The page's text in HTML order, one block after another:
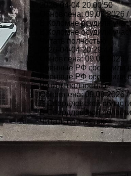
2026-04-04 20:00:50
Обновлена: 09.08.2026 /
В Коломне осудили
В Коломне осудили
Читать полностью
2026-04-04 20:29:44
Обновлена: 09.08.2026 /
Военные РФ сообщили
Военные РФ сообщили
Читать полностью
Обновлена: 09.08.2026 /
В Свердловской
В Свердловской
Читать полностью